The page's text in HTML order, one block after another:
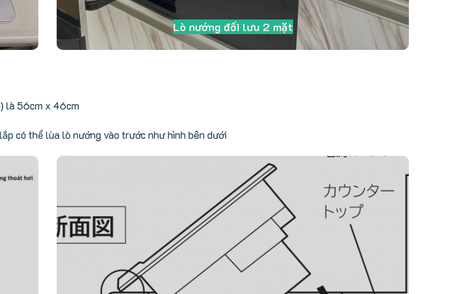
Lò nướng đối lưu 2 mặt
là 56cm x 46cm
có thể lùa lò nướng vào trước như hình bên dưới